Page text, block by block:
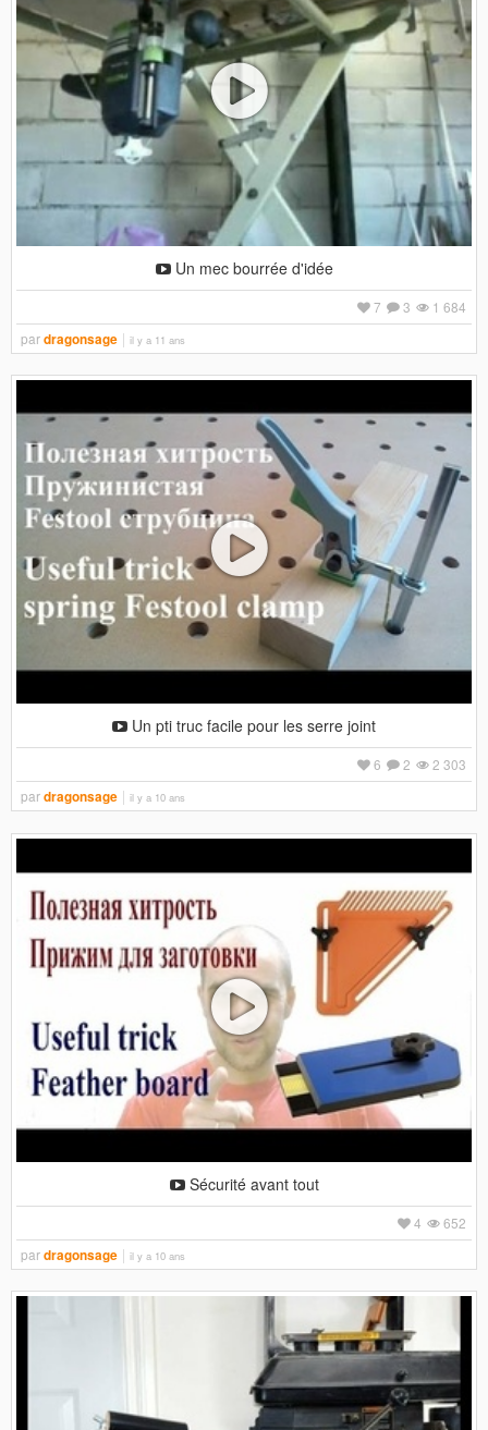
Un mec bourrée d'idée
1 684
3
7
pardragonsage il y a 11 ans
Un pti truc facile pour les serre joint
2 303
2
6
pardragonsage il y a 10 ans
Sécurité avant tout
652
4
pardragonsage il y a 10 ans